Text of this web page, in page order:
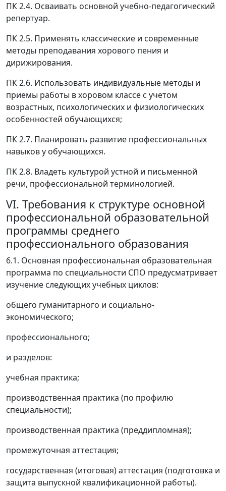
ПК 2.4. Осваивать основной учебно-педагогический
репертуар.
ПК 2.5. Применять классические и современные
методы преподавания хорового пения и
дирижирования.
ПК 2.6. Использовать индивидуальные методы и
приемы работы в хоровом классе с учетом
возрастных, психологических и физиологических
особенностей обучающихся;
ПК 2.7. Планировать развитие профессиональных
навыков у обучающихся.
ПК 2.8. Владеть культурой устной и письменной
речи, профессиональной терминологией.
VI. Требования к структуре основной
профессиональной образовательной
программы среднего
профессионального образования
6.1. Основная профессиональная образовательная
программа по специальности СПО предусматривает
изучение следующих учебных циклов:
общего гуманитарного и социально-
экономического;
профессионального;
и разделов:
учебная практика;
производственная практика (по профилю
специальности);
производственная практика (преддипломная);
промежуточная аттестация;
государственная (итоговая) аттестация (подготовка и
защита выпускной квалификационной работы).